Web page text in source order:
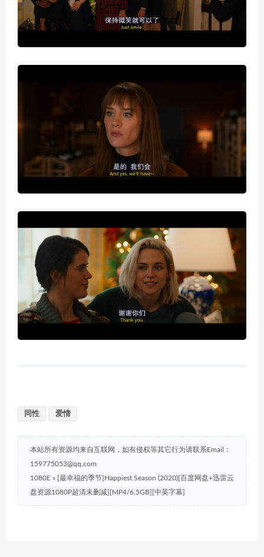
同性 爱情
本站所有资源均来自互联网，如有侵权等其它行为请联系Email：
159775053@qq.com
1080E » [最幸福的季节]Happiest Season (2020)[百度网盘+迅雷云
盘资源1080P超清未删减][MP4/6.5GB][中英字幕]